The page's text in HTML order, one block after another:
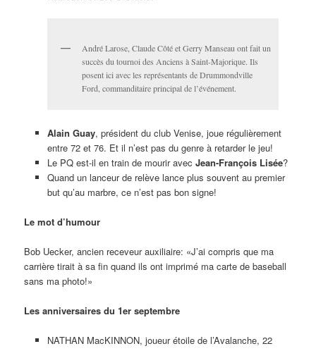
André Larose, Claude Côté et Gerry Manseau ont fait un
succès du tournoi des Anciens à Saint-Majorique. Ils
posent ici avec les représentants de Drummondville
Ford, commanditaire principal de l’événement.
Alain Guay, président du club Venise, joue régulièrement
entre 72 et 76. Et il n’est pas du genre à retarder le jeu!
Le PQ est-il en train de mourir avec Jean-François Lisée?
Quand un lanceur de relève lance plus souvent au premier
but qu’au marbre, ce n’est pas bon signe!
Le mot d’humour
Bob Uecker, ancien receveur auxiliaire: «J’ai compris que ma
carrière tirait à sa fin quand ils ont imprimé ma carte de baseball
sans ma photo!»
Les anniversaires du 1er septembre
NATHAN MacKINNON, joueur étoile de l’Avalanche, 22